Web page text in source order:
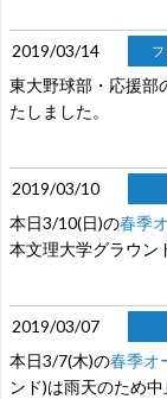
2019/03/14
東大野球部・応援部
たしました。
2019/03/10
本日3/10(日)の春季
本文理大学グラウン
2019/03/07
本日3/7(木)の春季オ
ンド)は雨天のため中